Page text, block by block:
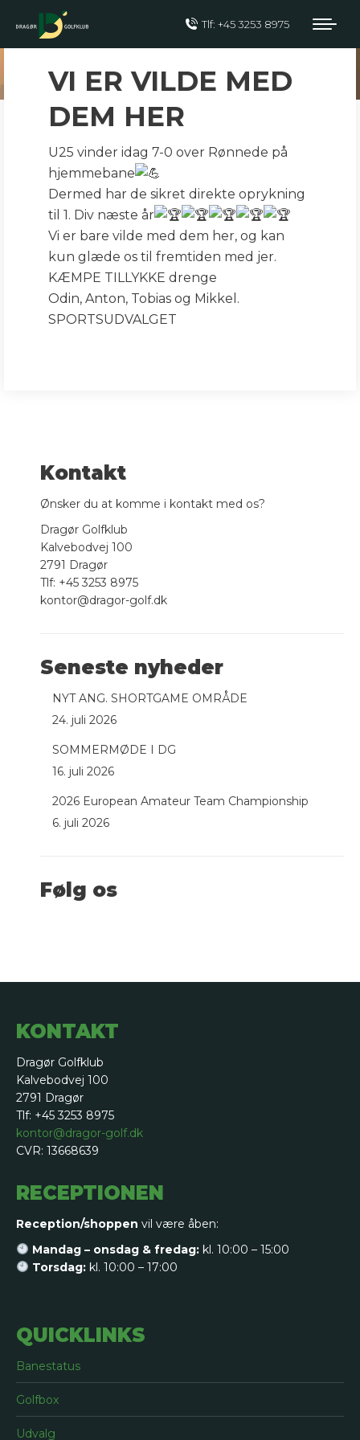
Tlf: +45 3253 8975
U25 I 1 DIVISION
VI ER VILDE MED
DEM HER
U25 vinder idag 7-0 over Rønnede på
hjemmebane
Dermed har de sikret direkte oprykning
til 1. Div næste år
Vi er bare vilde med dem her, og kan
kun glæde os til fremtiden med jer.
KÆMPE TILLYKKE drenge
Odin, Anton, Tobias og Mikkel.
SPORTSUDVALGET
Kontakt
Ønsker du at komme i kontakt med os?
Dragør Golfklub
Kalvebodvej 100
2791 Dragør
Tlf: +45 3253 8975
kontor@dragor-golf.dk
Seneste nyheder
NYT ANG. SHORTGAME OMRÅDE
24. juli 2026
SOMMERMØDE I DG
16. juli 2026
2026 European Amateur Team Championship
6. juli 2026
Følg os
KONTAKT
Dragør Golfklub
Kalvebodvej 100
2791 Dragør
Tlf: +45 3253 8975
kontor@dragor-golf.dk
CVR: 13668639
RECEPTIONEN
Reception/shoppen vil være åben:
Mandag – onsdag & fredag:kl. 10:00 – 15:00
Torsdag:kl. 10:00 – 17:00
QUICKLINKS
Banestatus
Golfbox
Udvalg